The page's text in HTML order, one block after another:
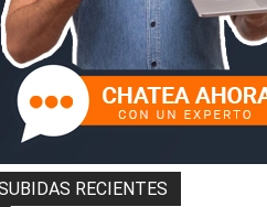
RECIENTES